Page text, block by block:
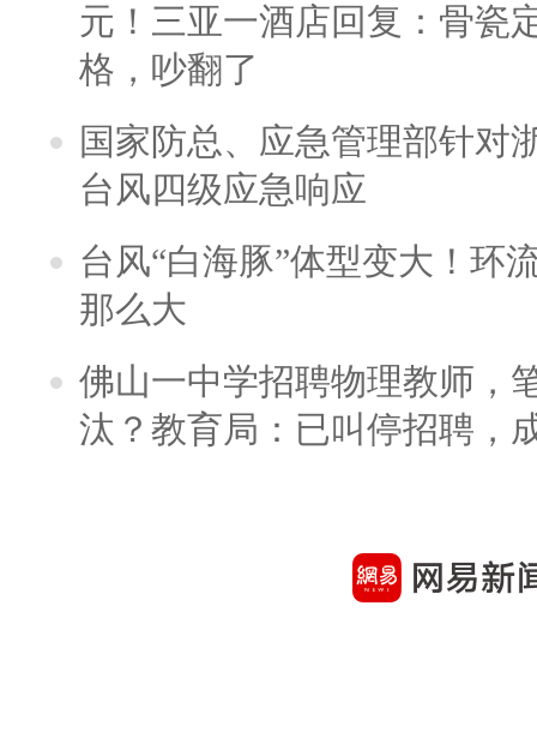
元！三亚一酒店回复：骨瓷
格，吵翻了
国家防总、应急管理部针对
台风四级应急响应
台风“白海豚”体型变大！环
那么大
佛山一中学招聘物理教师，
汰？教育局：已叫停招聘，